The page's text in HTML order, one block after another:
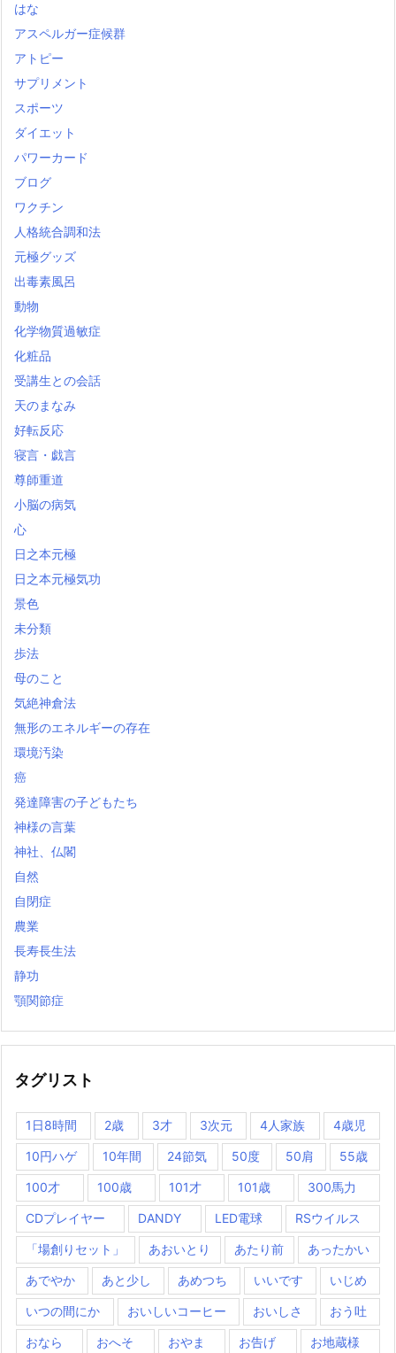
はな
アスペルガー症候群
アトピー
サプリメント
スポーツ
ダイエット
パワーカード
ブログ
ワクチン
人格統合調和法
元極グッズ
出毒素風呂
動物
化学物質過敏症
化粧品
受講生との会話
天のまなみ
好転反応
寝言・戯言
尊師重道
小脳の病気
心
日之本元極
日之本元極気功
景色
未分類
歩法
母のこと
気絶神倉法
無形のエネルギーの存在
環境汚染
癌
発達障害の子どもたち
神様の言葉
神社、仏閣
自然
自閉症
農業
長寿長生法
静功
顎関節症
タグリスト
1日8時間 2歳 3才 3次元 4人家族 4歳児
10円ハゲ 10年間 24節気 50度 50肩 55歳
100才 100歳 101才 101歳 300馬力
CDプレイヤー DANDY LED電球 RSウイルス
「場創りセット」 あおいとり あたり前 あったかい
あでやか あと少し あめつち いいです いじめ
いつの間にか おいしいコーヒー おいしさ おう吐
おなら おへそ おやま お告げ お地蔵様